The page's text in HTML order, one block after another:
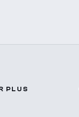
PLUS